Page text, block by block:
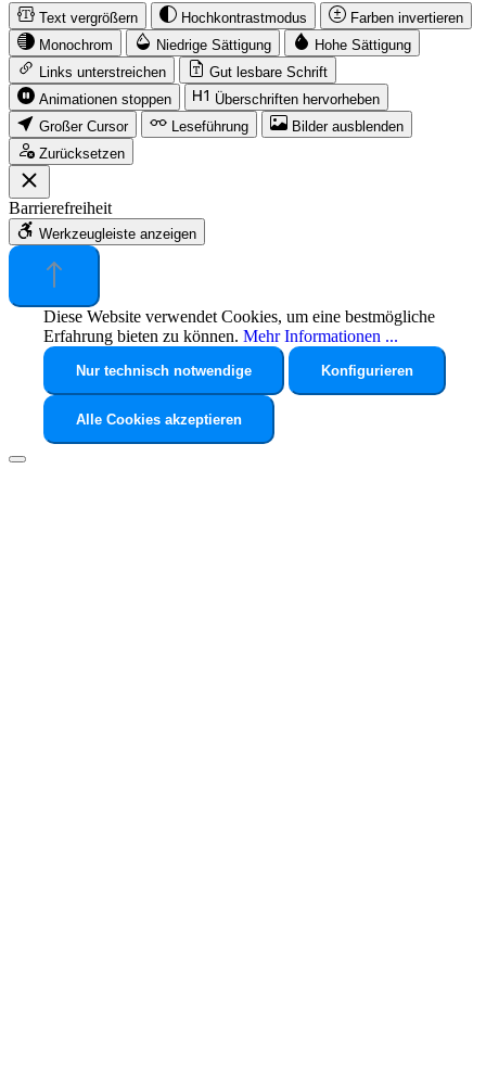
Text vergrößern Hochkontrastmodus
Farben invertieren
Monochrom
Niedrige Sättigung
Hohe Sättigung
Links unterstreichen
Gut lesbare Schrift
Animationen stoppen
Überschriften hervorheben
Großer Cursor
Leseführung
Bilder ausblenden
Zurücksetzen
Barrierefreiheit
Werkzeugleiste anzeigen
Diese Website verwendet Cookies, um eine bestmögliche
Erfahrung bieten zu können. Mehr Informationen ...
Nur technisch notwendige Konfigurieren
Alle Cookies akzeptieren